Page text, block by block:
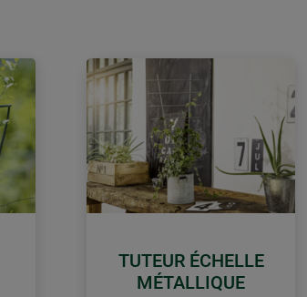
TUTEUR ÉCHELLE
MÉTALLIQUE